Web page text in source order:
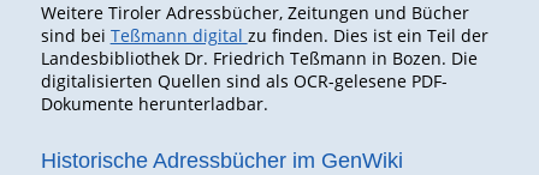
Weitere Tiroler Adressbücher, Zeitungen und Bücher
sind bei Teßmann digital zu finden. Dies ist ein Teil der
Landesbibliothek Dr. Friedrich Teßmann in Bozen. Die
digitalisierten Quellen sind als OCR-gelesene PDF-
Dokumente herunterladbar.
Historische Adressbücher im GenWiki